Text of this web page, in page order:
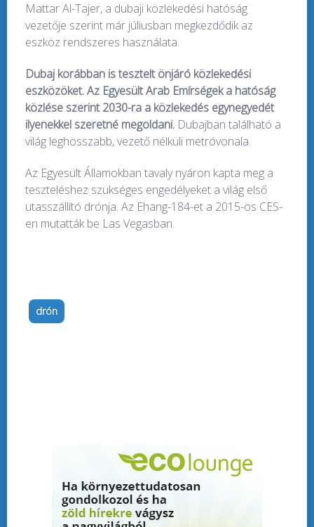
Mattar Al-Tajer, a dubaji közlekedési hatóság
vezetője szerint már júliusban megkezdődik az
eszköz rendszeres használata.
Dubaj korábban is tesztelt önjáró közlekedési
eszközöket. Az Egyesült Arab Emírségek a hatóság
közlése szerint 2030-ra a közlekedés egynegyedét
ilyenekkel szeretné megoldani. Dubajban található a
világ leghosszabb, vezető nélküli metróvonala.
Az Egyesült Államokban tavaly nyáron kapta meg a
teszteléshez szükséges engedélyeket a világ első
utasszállító drónja. Az Ehang-184-et a 2015-ös CES-
en mutatták be Las Vegasban.
drón